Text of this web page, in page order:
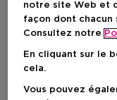
notre site Web et
façon dont
Consultez notre
En cliquant sur le
cela.
Vous pouvez